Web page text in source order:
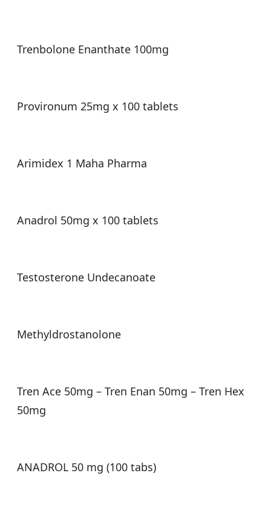
Trenbolone Enanthate 100mg
Provironum 25mg x 100 tablets
Arimidex 1 Maha Pharma
Anadrol 50mg x 100 tablets
Testosterone Undecanoate
Methyldrostanolone
Tren Ace 50mg – Tren Enan 50mg – Tren Hex
50mg
ANADROL 50 mg (100 tabs)